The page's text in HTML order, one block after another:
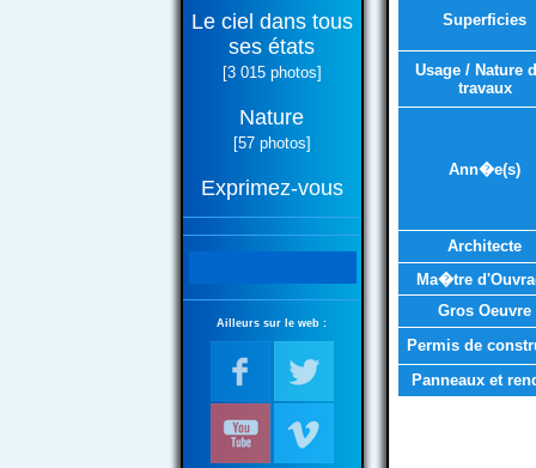
Le ciel dans tous
ses états
[3 015 photos]
Nature
[57 photos]
Exprimez-vous
Ailleurs sur le web :
Superficies
Usage / Nature
travaux
Ann�e(s)
Architecte
Ma�tre
Gros Oeuvre
Permis de
Panneaux et